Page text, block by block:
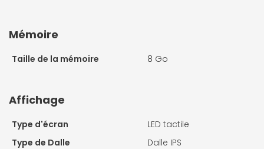
Mémoire
Taille de la mémoire 8 Go
Affichage
Type d'écran
LED tactile
Type de Dalle
Dalle IPS